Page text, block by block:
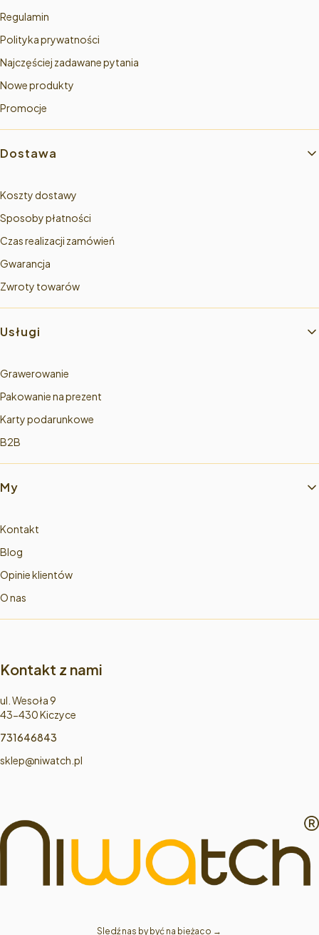
Regulamin
Polityka prywatności
Najczęściej zadawane pytania
Nowe produkty
Promocje
Dostawa
Koszty dostawy
Sposoby płatności
Czas realizacji zamówień
Gwarancja
Zwroty towarów
Usługi
Grawerowanie
Pakowanie na prezent
Karty podarunkowe
B2B
My
Kontakt
Blog
Opinie klientów
O nas
Kontakt z nami
Adres:
ul. Wesoła 9
43-430 Kiczyce
731646843
sklep@niwatch.pl
Sledź nas by być na bieżaco →